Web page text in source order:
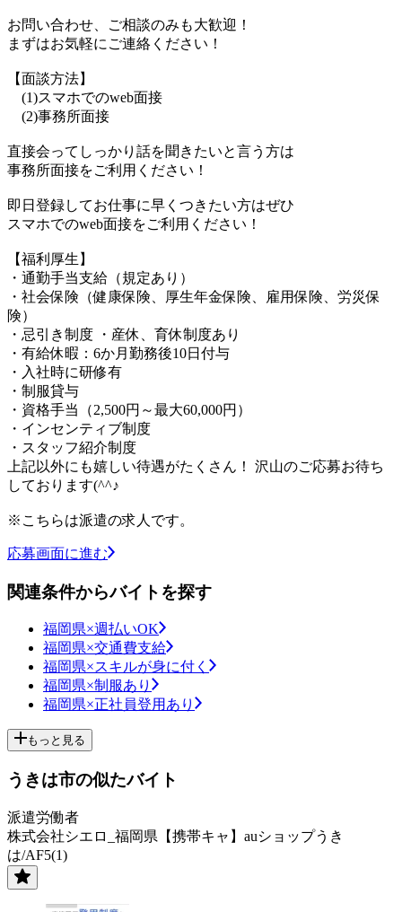
お問い合わせ、ご相談のみも大歓迎！
まずはお気軽にご連絡ください！
【面談方法】
(1)スマホでのweb面接
(2)事務所面接
直接会ってしっかり話を聞きたいと言う方は
事務所面接をご利用ください！
即日登録してお仕事に早くつきたい方はぜひ
スマホでのweb面接をご利用ください！
【福利厚生】
・通勤手当支給（規定あり）
・社会保険（健康保険、厚生年金保険、雇用保険、労災保
険）
・忌引き制度 ・産休、育休制度あり
・有給休暇：6か月勤務後10日付与
・入社時に研修有
・制服貸与
・資格手当（2,500円～最大60,000円）
・インセンティブ制度
・スタッフ紹介制度
上記以外にも嬉しい待遇がたくさん！ 沢山のご応募お待ち
しております(^^♪
※こちらは派遣の求人です。
応募画面に進む
関連条件からバイトを探す
福岡県×週払いOK
福岡県×交通費支給
福岡県×スキルが身に付く
福岡県×制服あり
福岡県×正社員登用あり
もっと見る
うきは市の似たバイト
派遣労働者
株式会社シエロ_福岡県【携帯キャ】auショップうき
は/AF5(1)